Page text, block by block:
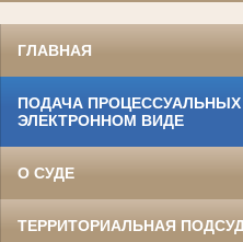
ГЛАВНАЯ
ПОДАЧА
ЭЛЕКТРОННОМ ВИДЕ
О СУДЕ
ТЕРРИТОРИАЛЬНАЯ